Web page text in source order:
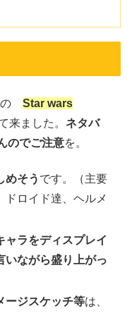
の Star wars
来ました。 ネタバ
のでご注意を。
めそう です。（主要
ドロイド達、ヘルメ
ャラをディスプレイ
いながら盛り上がっ
ージスケッチ等は、